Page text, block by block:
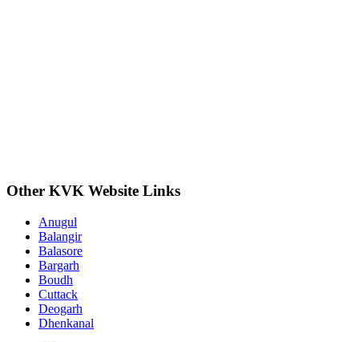
Other KVK Website Links
Anugul
Balangir
Balasore
Bargarh
Boudh
Cuttack
Deogarh
Dhenkanal